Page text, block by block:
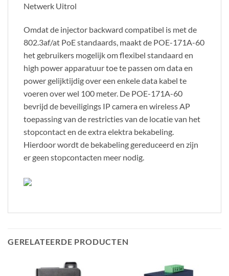
Netwerk Uitrol
Omdat de injector backward compatibel is met de
802.3af/at PoE standaards, maakt de POE-171A-60
het gebruikers mogelijk om flexibel standaard en
high power apparatuur toe te passen om data en
power gelijktijdig over een enkele data kabel te
voeren over wel 100 meter. De POE-171A-60
bevrijd de beveiligings IP camera en wireless AP
toepassing van de restricties van de locatie van het
stopcontact en de extra elektra bekabeling.
Hierdoor wordt de bekabeling gereduceerd en zijn
er geen stopcontacten meer nodig.
GERELATEERDE PRODUCTEN